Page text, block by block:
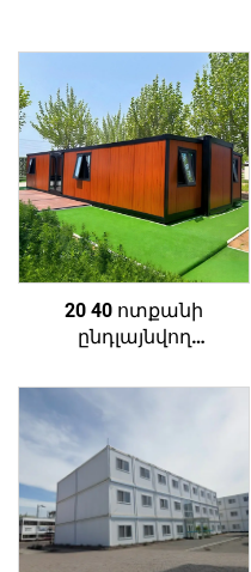
20 40 ոտքանի
ընդլայնվող
բնակարան
պատրաստված
գրասենյակ մոդուլային
կոնտեյներային տուն